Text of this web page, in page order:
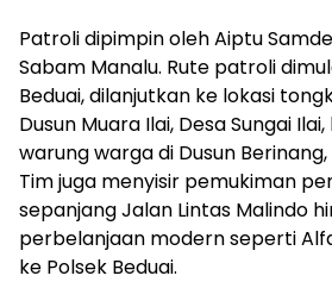
Patroli dipimpin oleh Aiptu
Sabam Manalu. Rute patroli
Beduai, dilanjutkan ke lokasi
Dusun Muara Ilai, Desa Sungai
warung warga di Dusun
Tim juga menyisir pemukiman
sepanjang Jalan Lintas Malindo
perbelanjaan modern seperti
ke Polsek Beduai.